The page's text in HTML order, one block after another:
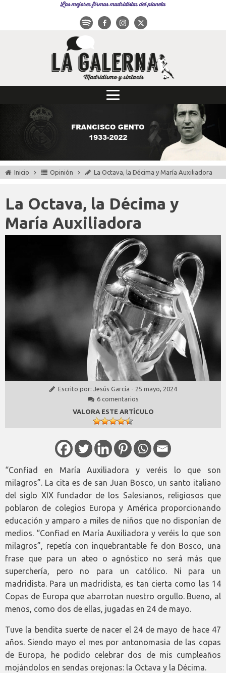
Las mejores firmas madridistas del planeta
Inicio Opinión La Octava, la Décima y María Auxiliadora
La Octava, la Décima y
María Auxiliadora
Escrito por: Jesús García - 25 mayo, 2024
6 comentarios
VALORA ESTE ARTÍCULO
“Confiad en María Auxiliadora y veréis lo que son
milagros”. La cita es de san Juan Bosco, un santo italiano
del siglo XIX fundador de los Salesianos, religiosos que
poblaron de colegios Europa y América proporcionando
educación y amparo a miles de niños que no disponían de
medios. “Confiad en María Auxiliadora y veréis lo que son
milagros”, repetía con inquebrantable fe don Bosco, una
frase que para un ateo o agnóstico no será más que
superchería, pero no para un católico. Ni para un
madridista. Para un madridista, es tan cierta como las 14
Copas de Europa que abarrotan nuestro orgullo. Bueno, al
menos, como dos de ellas, jugadas en 24 de mayo.
Tuve la bendita suerte de nacer el 24 de mayo de hace 47
años. Siendo mayo el mes por antonomasia de las copas
de Europa, he podido celebrar dos de mis cumpleaños
mojándolos en sendas orejonas: la Octava y la Décima.